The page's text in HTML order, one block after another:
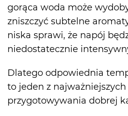
gorąca woda może
zniszczyć subtelne
niska sprawi, że napój
niedostatecznie
Dlatego odpowiednia
to jeden z
przygotowywania dobrej